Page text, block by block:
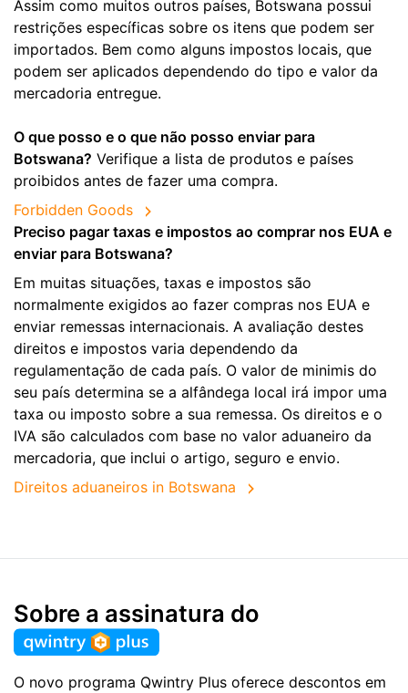
Assim como muitos outros países, Botswana possui
restrições específicas sobre os itens que podem ser
importados. Bem como alguns impostos locais, que
podem ser aplicados dependendo do tipo e valor da
mercadoria entregue.
O que posso e o que não posso enviar para
Botswana? Verifique a lista de produtos e países
proibidos antes de fazer uma compra.
Forbidden Goods
Preciso pagar taxas e impostos ao comprar nos EUA e
enviar para Botswana?
Em muitas situações, taxas e impostos são
normalmente exigidos ao fazer compras nos EUA e
enviar remessas internacionais. A avaliação destes
direitos e impostos varia dependendo da
regulamentação de cada país. O valor de minimis do
seu país determina se a alfândega local irá impor uma
taxa ou imposto sobre a sua remessa. Os direitos e o
IVA são calculados com base no valor aduaneiro da
mercadoria, que inclui o artigo, seguro e envio.
Direitos aduaneiros in Botswana
Sobre a assinatura do
O novo programa Qwintry Plus oferece descontos em